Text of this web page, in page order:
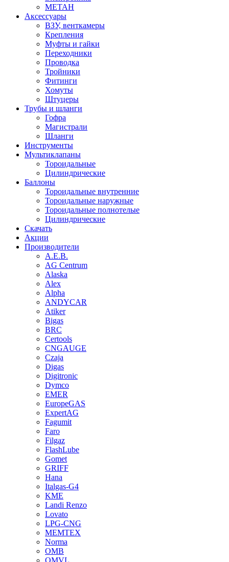
МЕТАН
Аксессуары
ВЗУ, венткамеры
Крепления
Муфты и гайки
Переходники
Проводка
Тройники
Фитинги
Хомуты
Штуцеры
Трубы и шланги
Гофра
Магистрали
Шланги
Инструменты
Мультиклапаны
Тороидальные
Цилиндрические
Баллоны
Тороидальные внутренние
Тороидальные наружные
Тороидальные полнотелые
Цилиндрические
Скачать
Акции
Производители
A.E.B.
AG Centrum
Alaska
Alex
Alpha
ANDYCAR
Atiker
Bigas
BRC
Certools
CNGAUGE
Czaja
Digas
Digitronic
Dymco
EMER
EuropeGAS
ExpertAG
Fagumit
Faro
Filgaz
FlashLube
Gomet
GRIFF
Hana
Italgas-G4
KME
Landi Renzo
Lovato
LPG-CNG
MEMTEX
Norma
OMB
OMVL